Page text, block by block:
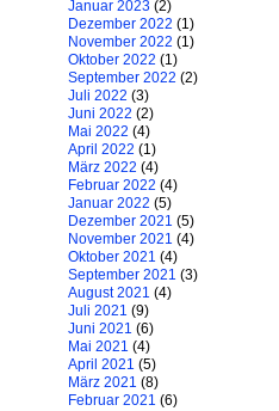
Januar 2023 (2)
Dezember 2022 (1)
November 2022 (1)
Oktober 2022 (1)
September 2022 (2)
Juli 2022 (3)
Juni 2022 (2)
Mai 2022 (4)
April 2022 (1)
März 2022 (4)
Februar 2022 (4)
Januar 2022 (5)
Dezember 2021 (5)
November 2021 (4)
Oktober 2021 (4)
September 2021 (3)
August 2021 (4)
Juli 2021 (9)
Juni 2021 (6)
Mai 2021 (4)
April 2021 (5)
März 2021 (8)
Februar 2021 (6)